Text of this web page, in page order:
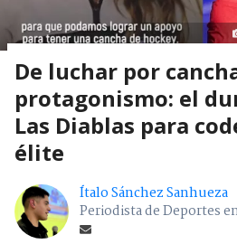
De luchar por
protagonismo: el
Las Diablas para
élite
Ítalo Sánchez Sanhueza
Periodista de Deportes